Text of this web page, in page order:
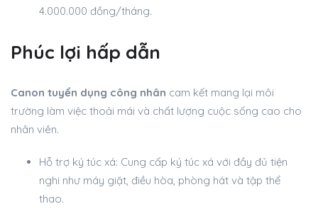
4.000.000 đồng/tháng.
Phúc lợi hấp dẫn
Canon tuyển dụng công nhân cam kết mang lại môi
trường làm việc thoải mái và chất lượng cuộc sống cao cho
nhân viên.
Hỗ trợ ký túc xá: Cung cấp ký túc xá với đầy đủ tiện
nghi như máy giặt, điều hòa, phòng hát và tập thể
thao.